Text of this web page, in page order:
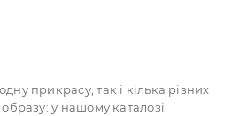
прикрасу, так і кілька різних
у нашому каталозі